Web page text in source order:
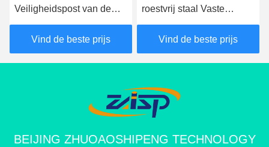
Veiligheidspost van de
oprit van koolstofstaal met
350 mm diepte vaste
bollarden
Vind de beste prijs
roestvrij staal Vaste
bollarden voor
toegangscontrole
Vind de beste prijs
BEIJING ZHUOAOSHIPENG TECHNOLOGY